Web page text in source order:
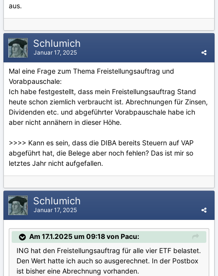
aus.
Schlumich
Januar 17, 2025
Mal eine Frage zum Thema Freistellungsauftrag und
Vorabpauschale:
Ich habe festgestellt, dass mein Freistellungsauftrag Stand
heute schon ziemlich verbraucht ist. Abrechnungen für Zinsen,
Dividenden etc. und abgeführter Vorabpauschale habe ich
aber nicht annähern in dieser Höhe.
>>>> Kann es sein, dass die DIBA bereits Steuern auf VAP
abgeführt hat, die Belege aber noch fehlen? Das ist mir so
letztes Jahr nicht aufgefallen.
Schlumich
Januar 17, 2025
Am 17.1.2025 um 09:18 von Pacu:
ING hat den Freistellungsauftrag für alle vier ETF belastet.
Den Wert hatte ich auch so ausgerechnet. In der Postbox
ist bisher eine Abrechnung vorhanden.